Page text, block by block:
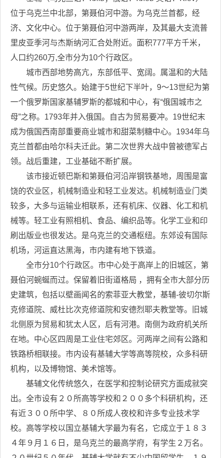
位于乌克兰中北部，第聂伯河中游。为乌克兰首都，经
济、文化中心。位于第聂伯河中游两岸，及其最大支流普
里皮亚季河与杰斯纳河汇合处附近。面积777平方千米，
人口约260万,全市分为10个行政区。
城市西部地势高亢，东部低平、宽阔。属温和的大陆
性气候。历史悠久。始建于5世纪下半叶，9～13世纪为第
一个俄罗斯国家基辅罗斯的都城和中心，有“俄国城市之
母”之称。1793年并入俄国。自古为贸易要冲。19世纪末
成为俄国西南部重要商业城市和甜菜制糖中心。1934年乌
克兰首都由哈尔科夫迁此。第二次世界大战中曾被德军占
领。战后重建，工业基础不断扩展。
该市接近顿巴斯和第聂伯河沿岸钢铁基地，周围是富
饶的农业区，机械制造业和轻工业发达。机械制造业门类
较多，大多与运输业相联系，还有机床、仪器、化工和机
械等。轻工业有照相机、食品、编织品等。化学工业和印
刷出版业也很发达。是乌克兰的交通枢纽。东郊设有国际
机场，河运直达黑海，市内建有地下铁道。
全市分10个行政区。市中心处于高岸上的旧城区，第
聂伯河蜿蜒而过。保留着旧街道格局 ，拥有全市大部分历
史建筑，包括以壁画闻名的索菲亚大教堂，基辅-彼切尔斯
克修道院、威杜比次克修道院和安德烈耶夫教堂等。旧城
北侧原为贸易和犹太人区，后有河港。南侧为政府机关所
在地。中心区四周是工业住宅郊区。河两岸之间有公路和
铁路桥相联接。市内设有基辅大学等高等院校，众多科研
机构，以及博物馆、美术馆等。
基辅文化传统悠久，在医学和控制论研究方面成就突
出。全市设有２０所高等学校和２００多个科研机构，还
有近３００所中学、８０所成人夜校和许多专业技术学
校。高等学校以国立基辅大学最为有名，它成立于１８３
４年９月１６日，是乌克兰的最高学府，有学生２万名。